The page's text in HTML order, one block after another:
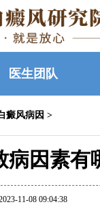
医生团队
癜风病因 >
病因素有
11-08 09:04:38